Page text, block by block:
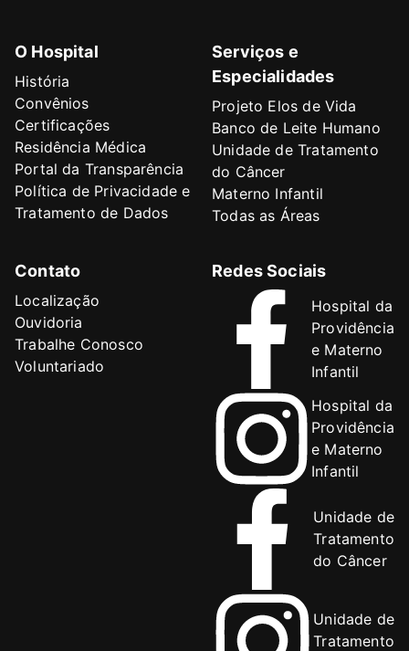
O Hospital
História
Convênios
Certificações
Residência Médica
Portal da Transparência
Política de Privacidade e
Tratamento de Dados
Serviços e
Especialidades
Projeto Elos de Vida
Banco de Leite Humano
Unidade de Tratamento
do Câncer
Materno Infantil
Todas as Áreas
Contato
Localização
Ouvidoria
Trabalhe Conosco
Voluntariado
Redes Sociais
Hospital da
Providência
e Materno
Infantil
Hospital da
Providência
e Materno
Infantil
Unidade de
Tratamento
do Câncer
Unidade de
Tratamento